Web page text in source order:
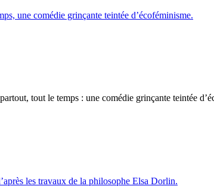
tout le temps : une comédie grinçante teintée